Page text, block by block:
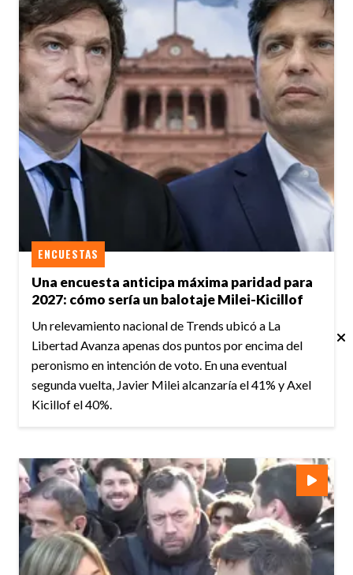
Una encuesta anticipa máxima paridad para
2027: cómo sería un balotaje Milei-Kicillof
ENCUESTAS
Un relevamiento nacional de Trends ubicó a La
Libertad Avanza apenas dos puntos por encima del
peronismo en intención de voto. En una eventual
segunda vuelta, Javier Milei alcanzaría el 41% y Axel
Kicillof el 40%.